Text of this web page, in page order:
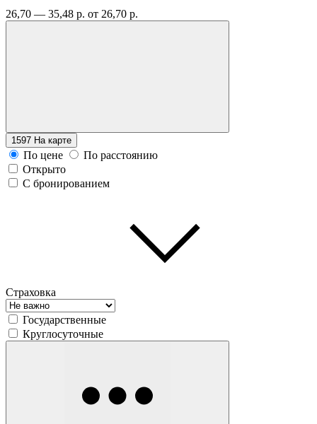
26,70 — 35,48 р. от 26,70 р.
1597 На карте
По цене
По расстоянию
Открыто
С бронированием
Страховка
Государственные
Круглосуточные